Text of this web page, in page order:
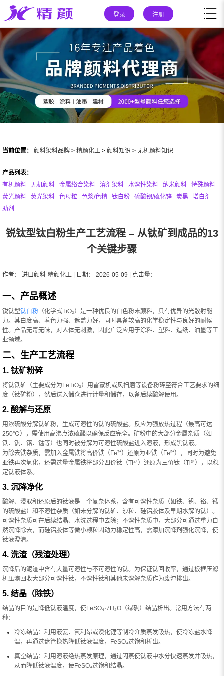
登录 注册
当前位置： 颜料染料品牌 > 精颜化工 > 颜料知识 > 无机颜料知识
产品列表：
有机颜料
无机颜料 金属络合染料 溶剂染料 水溶性染料 纳米颜料
特殊颜料
荧光颜料
荧光染料 色母粒 色浆/色精 钛白粉 硫酸钡/硫化锌 炭黑
增白剂
助剂
锐钛型钛白粉生产工艺流程 – 从钛矿到成品的13
个关键步骤
作者： 进口颜料-精颜化工 | 日期： 2026-05-09 | 点击量：
一、产品概述
锐钛型钛白粉 （化学式TiO₂）是一种优良的白色粉末颜料，具有优异的光散射能
力。其白度高、着色力强、遮盖力好，同时具备较高的化学稳定性与良好的耐候
性。产品无毒无味，对人体无刺激，因此广泛应用于涂料、塑料、造纸、油墨等工
业领域。
二、生产工艺流程
1. 钛矿粉碎
将钛铁矿（主要成分为FeTiO₃）用雷蒙机或风扫磨等设备粉碎至符合工艺要求的细
度（钛矿粉），然后送入储仓进行计量和储存，以备后续酸解使用。
2. 酸解与还原
用浓硫酸分解钛矿粉，生成可溶性的钛的硫酸盐。反应为强放热过程（最高可达
250℃），需使用高沸点浓硫酸以确保反应完全。矿粉中的大部分金属杂质（如
铁、钒、铬、锰等）也同时被分解为可溶性硫酸盐进入溶液，形成黑钛液。
为除去铁杂质，需加入金属铁将高价铁（Fe³⁺）还原为亚铁（Fe²⁺），同时为避免
亚铁再次氧化，还需过量金属铁将部分四价钛（Ti⁴⁺）还原为三价钛（Ti³⁺），以稳
定钛液体系。
3. 沉降净化
酸解、浸取和还原后的钛液是一个复杂体系，含有可溶性杂质（如铁、钒、铬、锰
的硫酸盐）和不溶性杂质（如未分解的钛矿、沙粒、硅铝胶体及早期水解的钛）。
可溶性杂质可在后续结晶、水洗过程中去除；不溶性杂质中，大部分可通过重力自
然沉降除去，而硅铝胶体等微小颗粒因动力稳定性高，需添加沉降剂强化沉降，使
钛液澄清。
4. 洗渣（残渣处理）
沉降后的泥渣中含有大量可溶性与不可溶性的钛。为保证钛回收率，通过板框压滤
机压滤回收大部分可溶性钛，不溶性钛和其他未溶解杂质作为废渣排出。
5. 结晶（除铁）
结晶的目的是降低钛液温度，使FeSO₄·7H₂O（绿矾）结晶析出。常用方法有两
种：
冷冻结晶：利用液氨、氟利昂或溴化锂等制冷介质蒸发吸热，使冷冻盐水降
温，再通过盘管换热降低钛液温度，FeSO₄过饱和析出。
真空结晶：利用溶液绝热蒸发原理，通过闪蒸使钛液中水分快速蒸发并吸热，
从而降低钛液温度，使FeSO₄过饱和结晶。